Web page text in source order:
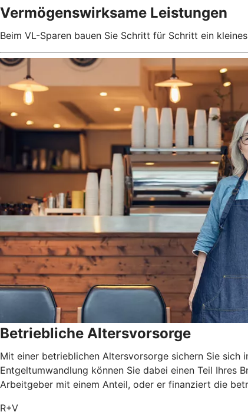
Vermögenswirksame Leistungen
Beim VL-Sparen bauen Sie Schritt für Schritt ein
Betriebliche Altersvorsorge
Mit einer betrieblichen Altersvorsorge sichern Sie sich
Entgeltumwandlung können Sie dabei einen Teil Ihres
Arbeitgeber mit einem Anteil, oder er finanziert die
R+V